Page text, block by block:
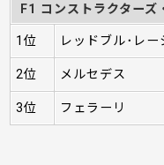
F1 コンストラクターズ
1位 レッドブル･レー
2位 メルセデス
3位 フェラーリ